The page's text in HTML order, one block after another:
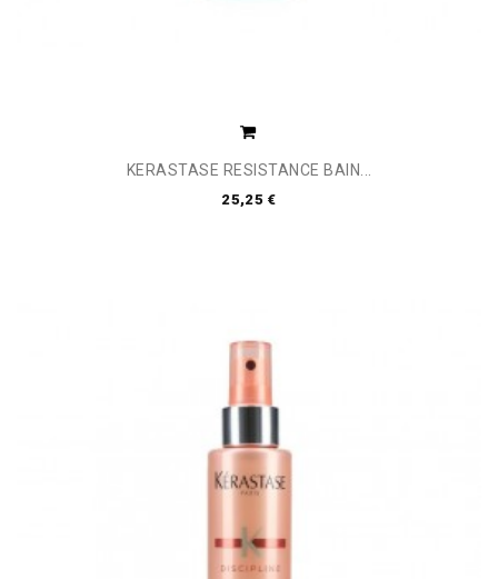
KERASTASE RESISTANCE BAIN...
25,25 €